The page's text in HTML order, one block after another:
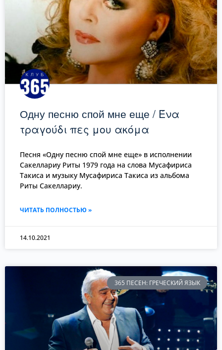
Одну песню спой мне еще / Ένα
τραγούδι πες μου ακόμα
Песня «Одну песню спой мне еще» в исполнении
Сакеллариу Риты 1979 года на слова Мусафириса
Такиса и музыку Мусафириса Такиса из альбома
Риты Сакеллариу.
ЧИТАТЬ ПОЛНОСТЬЮ »
14.10.2021
365 ПЕСЕН: ГРЕЧЕСКИЙ ЯЗЫК